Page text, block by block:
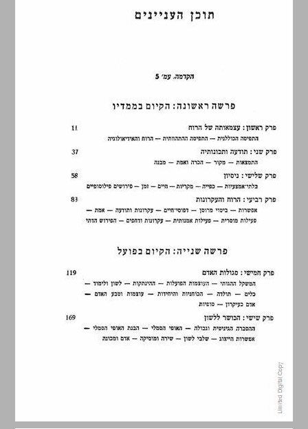
פרשה ראשונה ... 9